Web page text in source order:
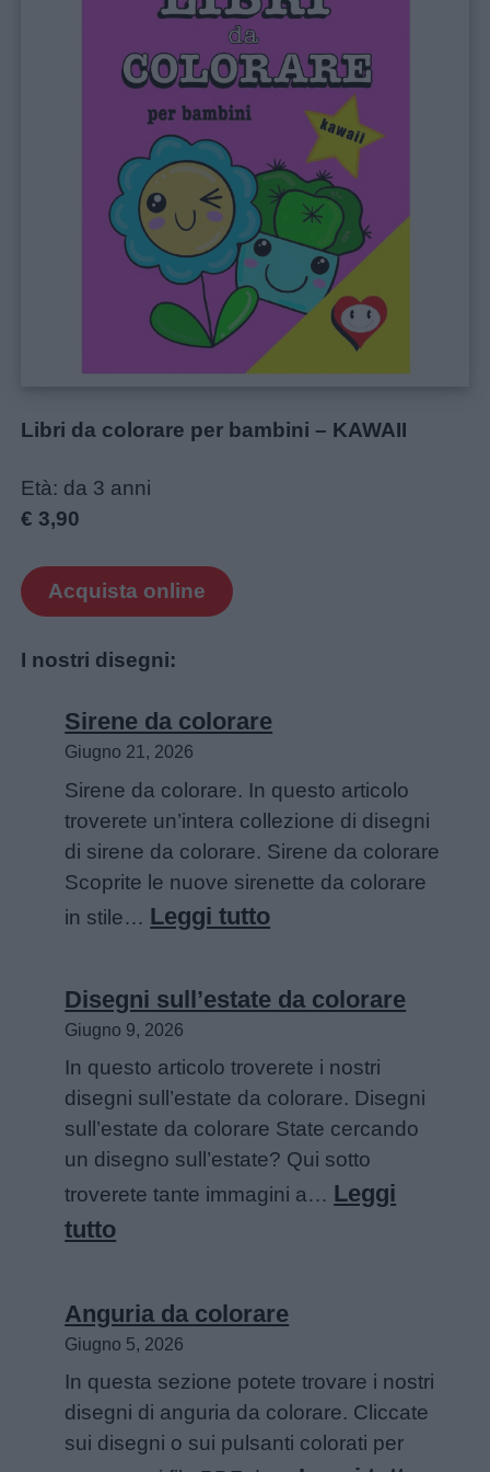
Libri da colorare per bambini – KAWAII
Età: da 3 anni
€ 3,90
Acquista online
I nostri disegni:
Sirene da colorare
Giugno 21, 2026
Sirene da colorare. In questo articolo
troverete un’intera collezione di disegni
di sirene da colorare. Sirene da colorare
Scoprite le nuove sirenette da colorare
in stile… Leggi tutto:
da
Disegni sull’estate da colorare
Giugno 9, 2026
In questo articolo troverete i nostri
disegni sull’estate da colorare. Disegni
sull’estate da colorare State cercando
un disegno sull’estate? Qui sotto
troverete tante immagini a… Leggi
tutto:
sull’estate
da
colorare
Anguria da colorare
Giugno 5, 2026
In questa sezione potete trovare i nostri
disegni di anguria da colorare. Cliccate
sui disegni o sui pulsanti colorati per